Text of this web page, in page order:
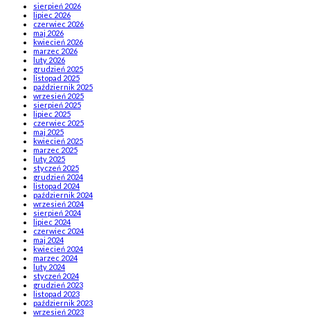
sierpień 2026
lipiec 2026
czerwiec 2026
maj 2026
kwiecień 2026
marzec 2026
luty 2026
grudzień 2025
listopad 2025
październik 2025
wrzesień 2025
sierpień 2025
lipiec 2025
czerwiec 2025
maj 2025
kwiecień 2025
marzec 2025
luty 2025
styczeń 2025
grudzień 2024
listopad 2024
październik 2024
wrzesień 2024
sierpień 2024
lipiec 2024
czerwiec 2024
maj 2024
kwiecień 2024
marzec 2024
luty 2024
styczeń 2024
grudzień 2023
listopad 2023
październik 2023
wrzesień 2023